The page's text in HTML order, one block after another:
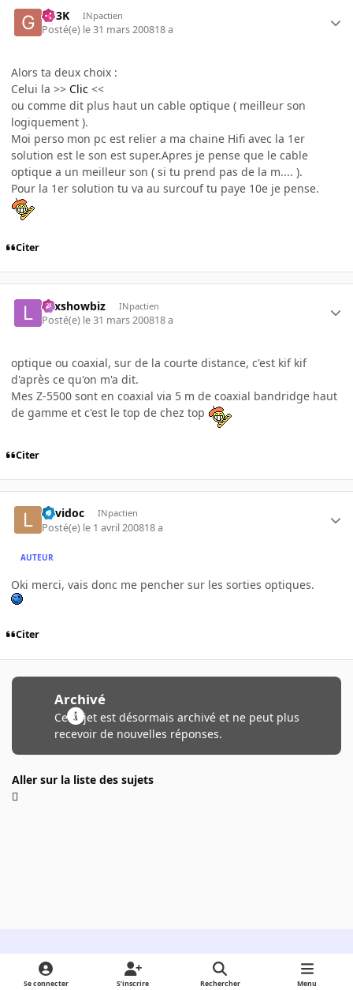
G33K INpactien
Posté(e) le 31 mars 200818 a
Alors ta deux choix :
Celui la >> Clic <<
ou comme dit plus haut un cable optique ( meilleur son
logiquement ).
Moi perso mon pc est relier a ma chaine Hifi avec la 1er
solution est le son est super.Apres je pense que le cable
optique a un meilleur son ( si tu prend pas de la m.... ).
Pour la 1er solution tu va au surcouf tu paye 10e je pense.
Citer
Lexshowbiz INpactien
Posté(e) le 31 mars 200818 a
optique ou coaxial, sur de la courte distance, c'est kif kif
d'après ce qu'on m'a dit.
Mes Z-5500 sont en coaxial via 5 m de coaxial bandridge haut
de gamme et c'est le top de chez top
Citer
Luvidoc INpactien
Posté(e) le 1 avril 200818 a
AUTEUR
Oki merci, vais donc me pencher sur les sorties optiques.
Citer
Archivé
Ce sujet est désormais archivé et ne peut plus
recevoir de nouvelles réponses.
Aller sur la liste des sujets
Light ModeDark ModeSystem Preference
Se connecter S’inscrire Rechercher Menu